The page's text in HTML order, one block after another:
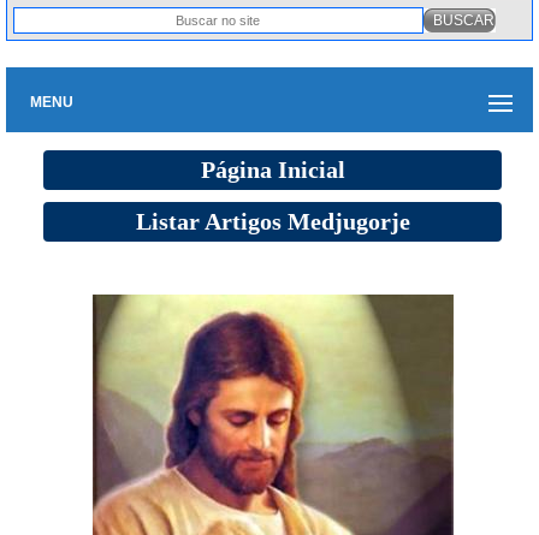
MENU
Página Inicial
Listar Artigos Medjugorje